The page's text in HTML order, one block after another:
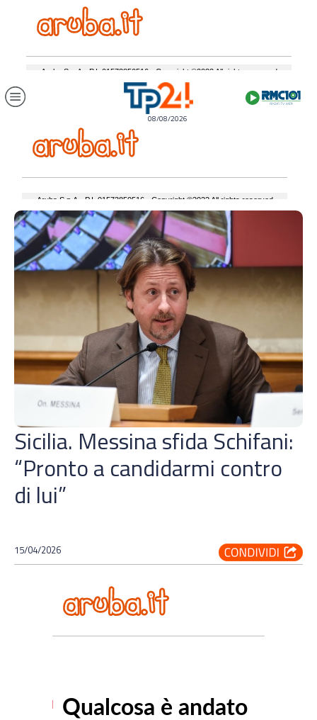
08/08/2026
Sicilia. Messina sfida Schifani:
“Pronto a candidarmi contro
di lui”
15/04/2026